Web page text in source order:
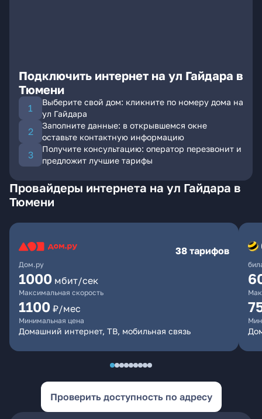
Подключить интернет на ул Гайдара в
Тюмени
Выберите свой дом: кликните по номеру дома на
ул Гайдара
Заполните данные: в открывшемся окне
оставьте контактную информацию
Получите консультацию: оператор перезвонит и
предложит лучшие тарифы
Провайдеры интернета на ул Гайдара в
Тюмени
Дом.ру
38 тарифов
1000 мбит/сек
Максимальная скорость
1100 ₽/мес
Минимальная цена
Домашний интернет, ТВ, мобильная связь
Проверить доступность по адресу